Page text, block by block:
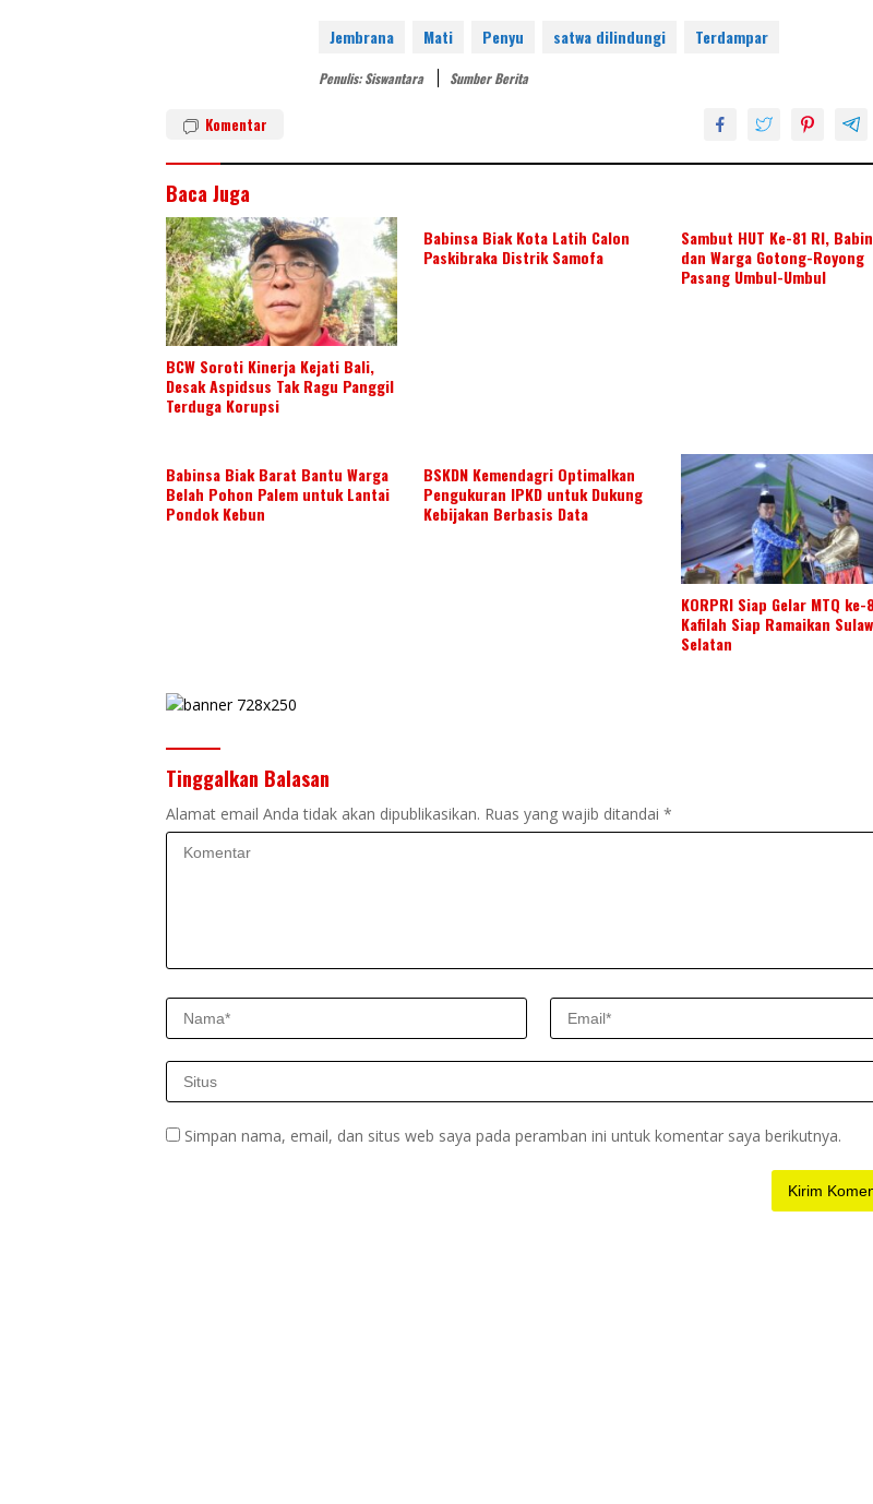
er
e
itt
er
k
e
n
e
b
o
at
p
ar
Jembrana Mati Penyu satwa dilindungi Terdampar
Penulis: Siswantara Sumber Berita
Komentar
Baca Juga
BCW Soroti Kinerja Kejati Bali,
Desak Aspidsus Tak Ragu Panggil
Terduga Korupsi
Babinsa Biak Kota Latih Calon
Paskibraka Distrik Samofa
Sambut HUT Ke-81 RI,
dan Warga Gotong-Royong
Pasang Umbul-Umbul
Babinsa Biak Barat Bantu Warga
Belah Pohon Palem untuk Lantai
Pondok Kebun
BSKDN Kemendagri Optimalkan
Pengukuran IPKD untuk Dukung
Kebijakan Berbasis Data
KORPRI Siap Gelar MTQ ke-
Kafilah Siap Ramaikan
Selatan
Tinggalkan Balasan
Alamat email Anda tidak akan dipublikasikan. Ruas yang wajib ditandai *
Simpan nama, email, dan situs web saya pada peramban ini untuk komentar saya berikutnya.